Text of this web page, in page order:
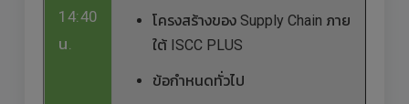
14:40
น.
โครงสร้างของ Supply Chain ภาย
ใต้ ISCC PLUS
ข้อกำหนดทั่วไป